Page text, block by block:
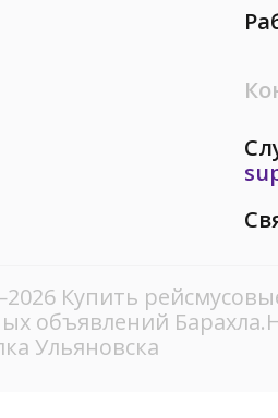
Купить
объявлений
Ульяновска